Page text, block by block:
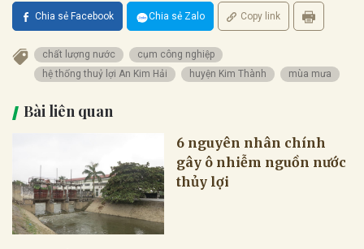
Chia sẻ Facebook Chia sẻ Zalo Copy link
chất lượng nước
cụm công nghiệp
hệ thống thuỷ lợi An Kim Hải
huyện Kim Thành mùa mưa
Bài liên quan
6 nguyên nhân chính
gây ô nhiễm nguồn nước
thủy lợi